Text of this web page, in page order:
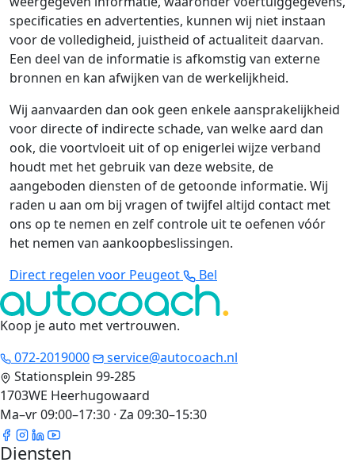
specificaties en advertenties, kunnen wij niet instaan
voor de volledigheid, juistheid of actualiteit daarvan.
Een deel van de informatie is afkomstig van externe
bronnen en kan afwijken van de werkelijkheid.
Wij aanvaarden dan ook geen enkele aansprakelijkheid
voor directe of indirecte schade, van welke aard dan
ook, die voortvloeit uit of op enigerlei wijze verband
houdt met het gebruik van deze website, de
aangeboden diensten of de getoonde informatie. Wij
raden u aan om bij vragen of twijfel altijd contact met
ons op te nemen en zelf controle uit te oefenen vóór
het nemen van aankoopbeslissingen.
Direct regelen voor Peugeot
Bel
Koop je auto met vertrouwen.
072-2019000
service@autocoach.nl
Stationsplein 99-285
1703WE Heerhugowaard
Ma–vr 09:00–17:30 · Za 09:30–15:30
Diensten